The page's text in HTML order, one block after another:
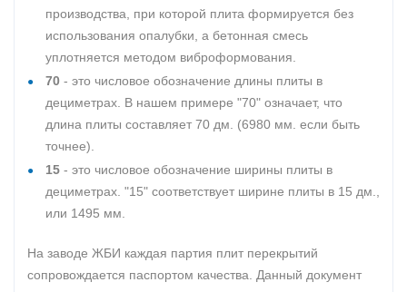
производства, при которой плита формируется без
использования опалубки, а бетонная смесь
уплотняется методом виброформования.
70 - это числовое обозначение длины плиты в
дециметрах. В нашем примере "70" означает, что
длина плиты составляет 70 дм. (6980 мм. если быть
точнее).
15 - это числовое обозначение ширины плиты в
дециметрах. "15" соответствует ширине плиты в 15 дм.,
или 1495 мм.
На заводе ЖБИ каждая партия плит перекрытий
сопровождается паспортом качества. Данный документ